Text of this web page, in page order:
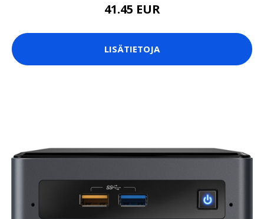
41.45 EUR
LISÄTIETOJA